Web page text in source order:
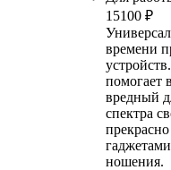
15100 ₽
времени
помогает
вредный
спектра
ношения.